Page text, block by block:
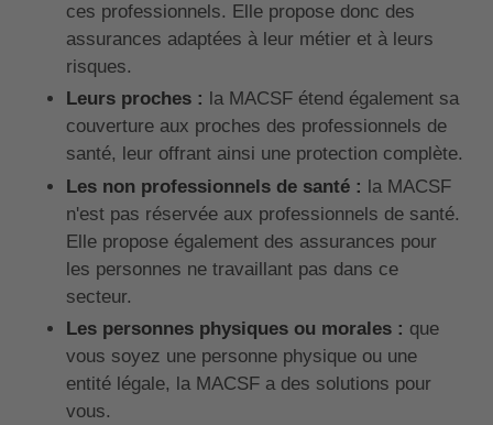
ces professionnels. Elle propose donc des
assurances adaptées à leur métier et à leurs
risques.
Leurs proches : la MACSF étend également sa
couverture aux proches des professionnels de
santé, leur offrant ainsi une protection complète.
Les non professionnels de santé : la MACSF
n'est pas réservée aux professionnels de santé.
Elle propose également des assurances pour
les personnes ne travaillant pas dans ce
secteur.
Les personnes physiques ou morales : que
vous soyez une personne physique ou une
entité légale, la MACSF a des solutions pour
vous.